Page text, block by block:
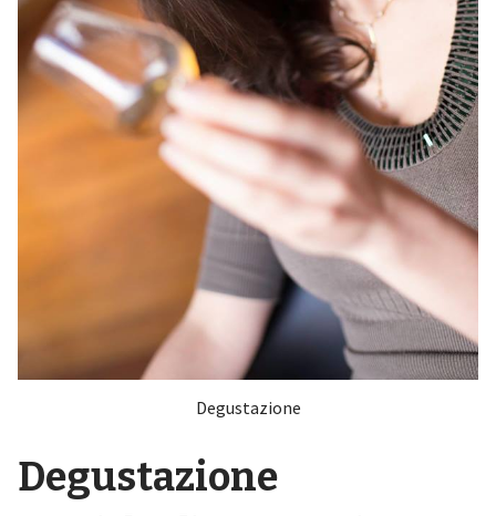
Degustazione
Degustazione